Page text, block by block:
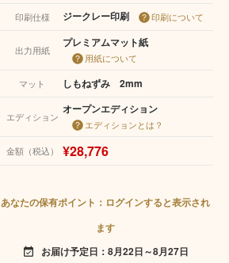
印刷仕様 ジークレー印刷 印刷について
出力用紙
プレミアムマット紙
用紙について
マット
しもねずみ 2mm
エディション
オープンエディション
エディションとは？
金額（税込） ¥28,776
あなたの保有ポイント：ログインすると表示され
ます
event_available お届け予定日：8月22日～8月27日